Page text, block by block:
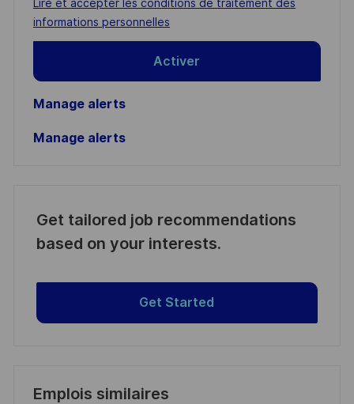
(Required)
Lire et accepter les conditions de traitement des
informations personnelles
Activer
Manage alerts
Manage alerts
Get tailored job recommendations
based on your interests.
Get Started
Emplois similaires